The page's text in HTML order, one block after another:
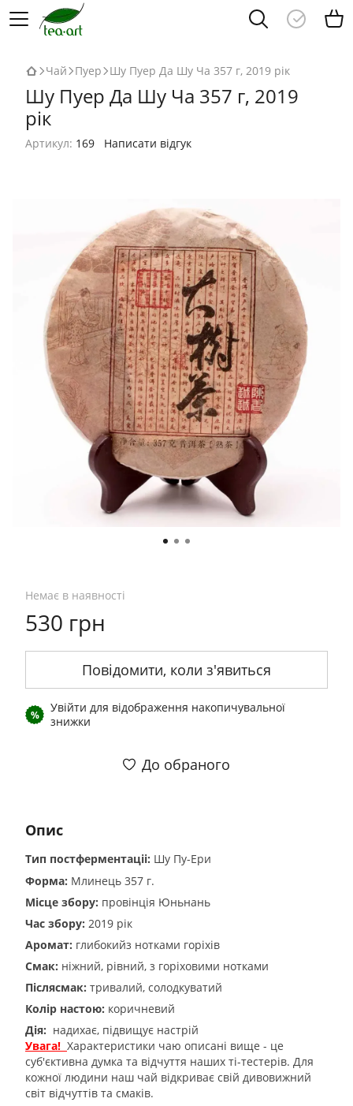
Чай Пуер Шу Пуер Да Шу Ча 357 г, 2019 рік
Шу Пуер Да Шу Ча 357 г, 2019
рік
Артикул: 169 Написати відгук
Немає в наявності
530 грн
Повідомити, коли з'явиться
% Увійти для відображення накопичувальної
знижки
До обраного
Опис
Тип постферментаціі: Шу Пу-Ери
Форма: Млинець 357 г.
Місце збору: провінція Юньнань
Час збору: 2019 рік
Аромат: глибокийз нотками горіхів
Смак: ніжний, рівний, з горіховими нотками
Післясмак: тривалий, солодкуватий
Колір настою: коричневий
Дія: надихає, підвищує настрій
Увага! Характеристики чаю описані вище - це
суб'єктивна думка та відчуття наших ті-тестерів. Для
кожної людини наш чай відкриває свій дивовижний
світ відчуттів та смаків.